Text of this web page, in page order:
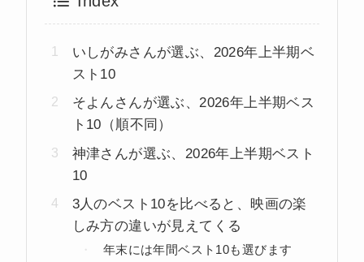
いしがみさんが選ぶ、2026年上半期ベ
スト10
そよんさんが選ぶ、2026年上半期ベス
ト10（順不同）
神津さんが選ぶ、2026年上半期ベスト
10
3人のベスト10を比べると、映画の楽
しみ方の違いが見えてくる
年末には年間ベスト10も選びます